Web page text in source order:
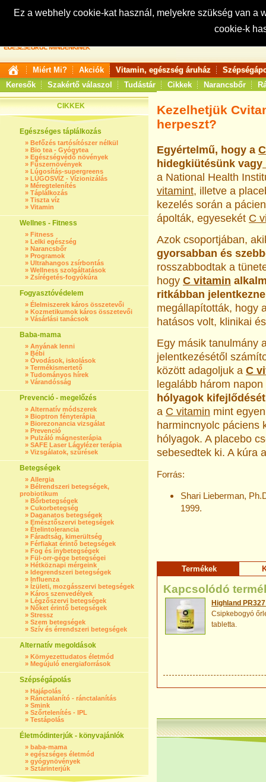
Ez a webhely cookie-kat használ, melyekre szükség van
cookie-k
Keresés:
Miért Mi? Akciók Vitamin, egészség áruház
Keresők
Szakértő válaszol Tudástár Cikkek Narancsbőr
CIKKEK
Egészséges táplálkozás
» Befőzés tartósítószer nélkül
» Bio tea - Gyógytea
» Egészségvédő növények
» Fűszernövények
» Lúgosítás-supergreens
» LÚGOSVÍZ - Vízionizálás
» Méregtelenítés
» Táplálkozás
» Tiszta víz
» Vitamin
Wellnes - Fitness
» Fitness
» Lelki egészség
» Narancsbőr
» Programok
» Ultrahangos zsírbontás
» Wellness szolgáltatások
» Zsírégetés-fogyókúra
Fogyasztóvédelem
» Élelmiszerek káros összetevői
» Kozmetikumok káros összetevői
» Vásárlási tanácsok
Baba-mama
» Anyának lenni
» Bébi
» Óvodások, iskolások
» Termékismertető
» Tudományos hírek
» Várandósság
Prevenció - megelőzés
» Alternatív módszerek
» Bioptron fényterápia
» Biorezonancia vizsgálat
» Prevenció
» Pulzáló mágnesterápia
» SAFE Laser Lágylézer terápia
» Vizsgálatok, szűrések
Betegségek
» Allergia
» Bélrendszeri betegségek,
probiotikum
» Bőrbetegségek
» Cukorbetegség
» Daganatos betegségek
» Emésztőszervi betegségek
» Ételintolerancia
» Fáradtság, kimerültség
» Férfiakat érintő betegségek
» Fog és ínybetegségek
» Fül-orr-gége betegségei
» Hétköznapi mérgeink
» Idegrendszeri betegségek
» Influenza
» Ízületi, mozgásszervi betegségek
» Káros szenvedélyek
» Légzőszervi betegségek
» Nőket érintő betegségek
» Stressz
» Szem betegségek
» Szív és érrendszeri betegségek
Alternatív megoldások
» Környezettudatos életmód
» Megújuló energiaforrások
Szépségápolás
» Hajápolás
» Ránctalanító - ránctalanítás
» Smink
» Szőrtelenítés - IPL
» Testápolás
Életmódinterjúk - könyvajánlók
» baba-mama
» egészséges életmód
» gyógynövények
» Sztárinterjúk
Kezelhetjük
herpeszt?
Egyértelmű, hogy a
hidegkiütésünk vagy
a National Health
vitamint, illetve a
kezelés során a
ápolták, egyesekét C
Azok csoportjában,
gyorsabban és
rosszabbodtak a
hogy C vitamin
ritkábban
megállapították, hogy
hatásos volt, klinikai
Egy másik tanulmány
jelentkezésétől
között ada­goljuk a C
legalább három
hólyagok
a C vitamin mint
harmincnyolc páciens
hólyagok. A placebo
sebesedtek ki. A kúra
Forrás:
Shari Lieberman,
1999.
Termékek
Kapcsolódó
Highland
Csipkebogyó
tabletta.